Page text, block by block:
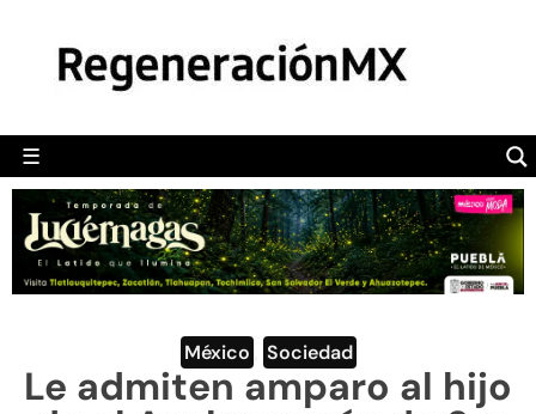
☰
POLÍTICA
CAMALEÓN
OPINIÓN
DEPORTES
ENGLISH SECTION
VIDEOS
México Sociedad
Le admiten amparo al hijo